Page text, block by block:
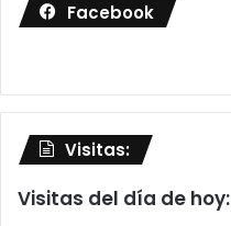
Facebook
Visitas:
Visitas del día de hoy: